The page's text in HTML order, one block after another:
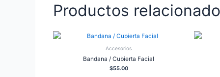
Productos
Accesorios
Bandana / Cubierta Facial
$55.00